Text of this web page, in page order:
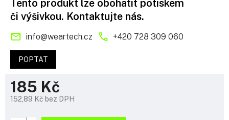
185 Kč
152,89 Kč bez DPH
Tento produkt lze obohatit potiskem
či výšivkou. Kontaktujte nás.
info@weartech.cz +420 728 309 060
POPTAT